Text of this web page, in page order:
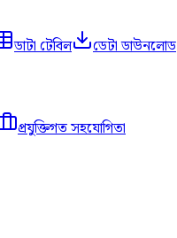
ডাটা টেবিল ডেটা ডাউনলোড
প্রযুক্তিগত সহযোগিতা